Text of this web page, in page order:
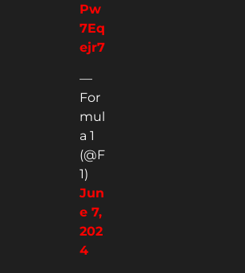
Pw
7Eq
ejr7
—
For
mul
a 1
(@F
1)
Jun
e 7,
202
4